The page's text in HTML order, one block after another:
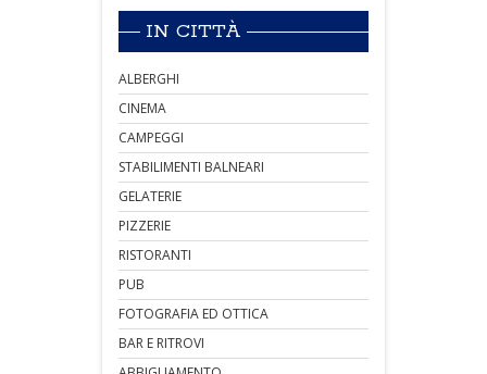
IN CITTÀ
ALBERGHI
CINEMA
CAMPEGGI
STABILIMENTI BALNEARI
GELATERIE
PIZZERIE
RISTORANTI
PUB
FOTOGRAFIA ED OTTICA
BAR E RITROVI